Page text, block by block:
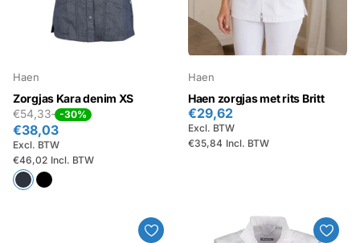
Haen
Zorgjas Kara denim XS
€54,33
-30%
€46,02 Incl. BTW
€38,03
Excl. BTW
Haen
Haen zorgjas met rits Britt
€35,84 Incl. BTW
€29,62
Excl. BTW